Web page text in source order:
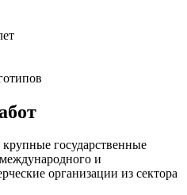
государственные
и
организации из сектора